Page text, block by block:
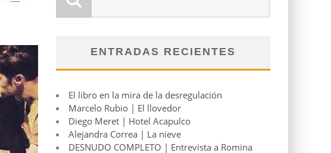
ENTRADAS RECIENTES
El libro en la mira de la desregulación
Marcelo Rubio | El llovedor
Diego Meret | Hotel Acapulco
Alejandra Correa | La nieve
DESNUDO COMPLETO | Entrevista a Romina